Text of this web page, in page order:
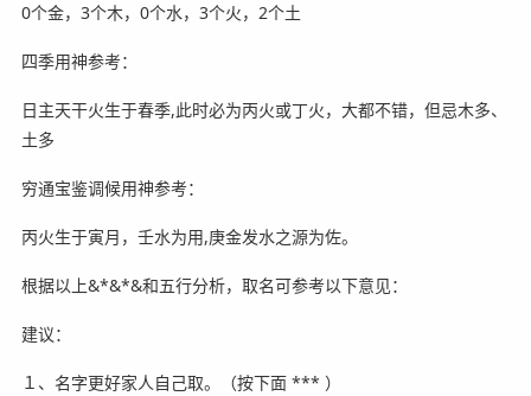
0个金，3个木，0个水，3个火，2个土
四季用神参考：
日主天干火生于春季,此时必为丙火或丁火，大都不错，但忌木多、
土多
穷通宝鉴调候用神参考：
丙火生于寅月，壬水为用,庚金发水之源为佐。
根据以上&*&*&和五行分析，取名可参考以下意见：
建议：
１、名字更好家人自己取。（按下面 *** ）